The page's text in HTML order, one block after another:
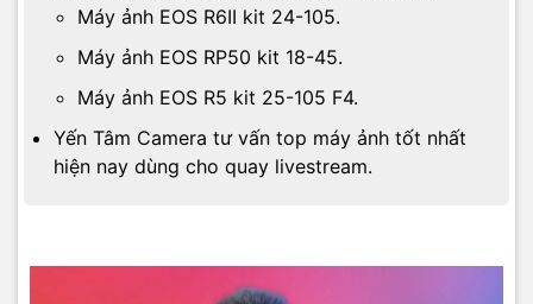
Máy ảnh EOS R6II kit 24-105.
Máy ảnh EOS RP50 kit 18-45.
Máy ảnh EOS R5 kit 25-105 F4.
Yến Tâm Camera tư vấn top máy ảnh tốt nhất
hiện nay dùng cho quay livestream.